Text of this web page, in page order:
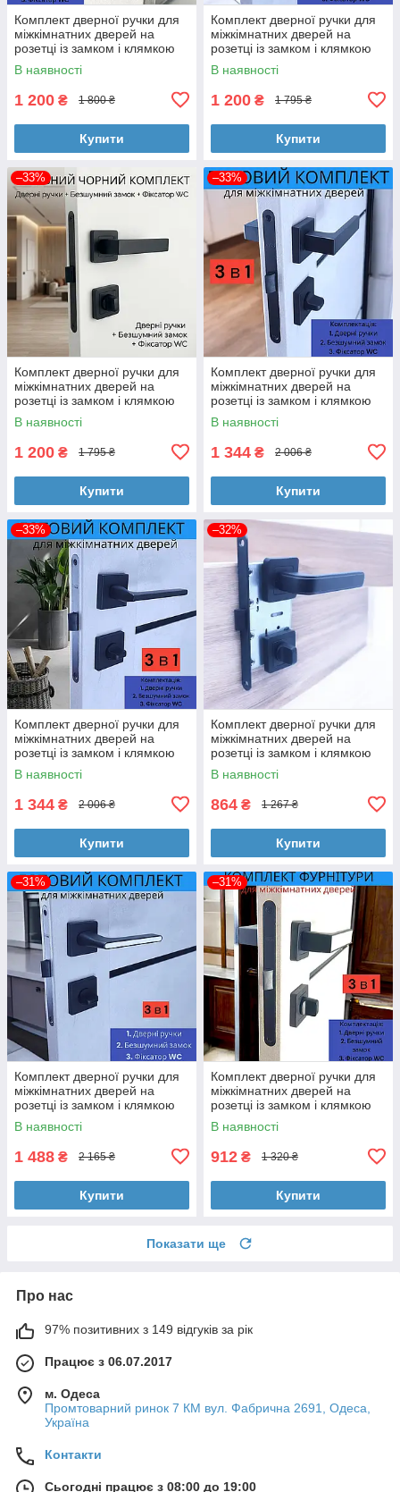
Комплект дверної ручки для
міжкімнатних дверей на
розетці із замком і клямкою
TRION CAPRI Z-74 Black
чорний
В наявності
1 200 ₴ 1 800 ₴
Купити
Комплект дверної ручки для
міжкімнатних дверей на
розетці із замком і клямкою
TRION CAPRI Z-49 Black
чорний
В наявності
1 200 ₴ 1 795 ₴
Купити
–33%
Комплект дверної ручки для
міжкімнатних дверей на
розетці із замком і клямкою
TRION FLASH Z-74 Black
чорний
В наявності
1 200 ₴ 1 795 ₴
Купити
–33%
Комплект дверної ручки для
міжкімнатних дверей на
розетці із замком і клямкою
TRION FLASH Z-49 Black
чорний
В наявності
1 344 ₴ 2 006 ₴
Купити
–33%
Комплект дверної ручки для
міжкімнатних дверей на
розетці із замком і клямкою
TRION MARS Z-49 Black
чорний
В наявності
1 344 ₴ 2 006 ₴
Купити
–32%
Комплект дверної ручки для
міжкімнатних дверей на
розетці із замком і клямкою
TRION TERZO AL-74 Black
чорний
В наявності
864 ₴ 1 267 ₴
Купити
–31%
Комплект дверної ручки для
міжкімнатних дверей на
розетці із замком і клямкою
TRION RADIANT Z-49 Black
чорний
В наявності
1 488 ₴ 2 165 ₴
Купити
–31%
Комплект дверної ручки для
міжкімнатних дверей на
розетці із замком і клямкою
TRION CARMEN AL-74 Black
чорний
В наявності
912 ₴ 1 320 ₴
Купити
Показати ще
Про нас
97% позитивних з 149 відгуків за рік
Працює з 06.07.2017
м. Одеса
Промтоварний ринок 7 КМ вул. Фабрична 2691, Одеса,
Україна
Контакти
Сьогодні працює з 08:00 до 19:00